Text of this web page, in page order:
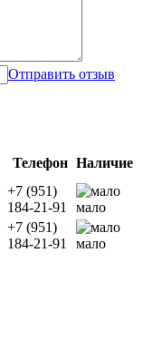
Отправить отзыв
Телефон Наличие
+7 (951)
184-21-91
мало
+7 (951)
184-21-91
мало